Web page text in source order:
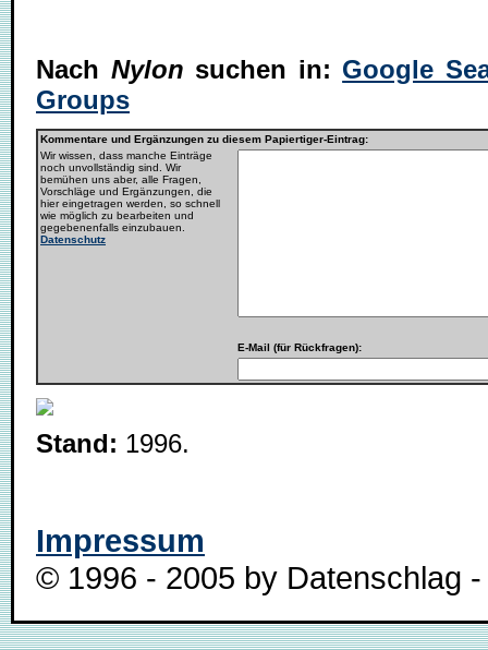
Nach Nylon suchen in: Google
Groups
Kommentare und Ergänzungen zu diesem Papiertiger-Eintrag:
Wir wissen, dass manche Einträge
noch unvollständig sind. Wir
bemühen uns aber, alle Fragen,
Vorschläge und Ergänzungen, die
hier eingetragen werden, so schnell
wie möglich zu bearbeiten und
gegebenenfalls einzubauen.
Datenschutz
E-Mail (für Rückfragen):
Stand: 1996.
Impressum
© 1996 - 2005 by Datenschlag